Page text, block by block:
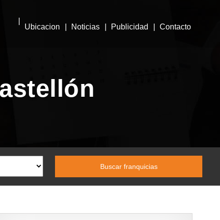
Ubicacion Noticias Publicidad Contacto